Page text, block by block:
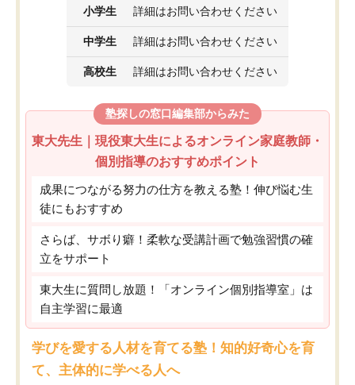
小学生 詳細はお問い合わせください
中学生 詳細はお問い合わせください
高校生 詳細はお問い合わせください
塾探しの窓口編集部からみた
東大先生｜現役東大生によるオンライン家庭教師・
個別指導のおすすめポイント
成果につながる努力の仕方を教える塾！伸び悩む生
徒にもおすすめ
さらば、サボり癖！柔軟な受講計画で勉強習慣の確
立をサポート
東大生に質問し放題！「オンライン個別指導室」は
自主学習に最適
学びを愛する人材を育てる塾！知的好奇心を育
て、主体的に学べる人へ